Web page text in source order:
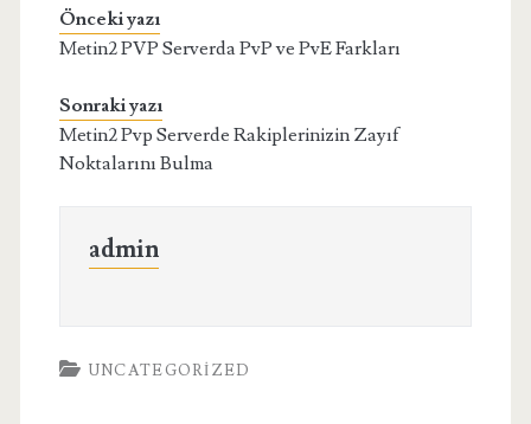
Önceki yazı
Metin2 PVP Serverda PvP ve PvE Farkları
Sonraki yazı
Metin2 Pvp Serverde Rakiplerinizin Zayıf
Noktalarını Bulma
admin
UNCATEGORIZED